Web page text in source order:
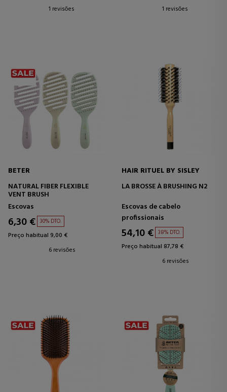
1 revisões
1 revisões
BETER
NATURAL FIBER FLEXIBLE
VENT BRUSH
Escovas
6,30 € 30% DTO.
Preço habitual 9,00 €
6 revisões
HAIR RITUEL BY SISLEY
LA BROSSE À BRUSHING N2
Escovas de cabelo
profissionais
54,10 € 38% DTO.
Preço habitual 87,78 €
6 revisões